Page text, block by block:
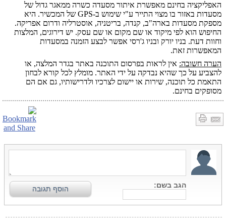
האפליקציה בחינם מאפשרת איתור מסעדה כשרה ממאגר גדול של
מסעדות באזור בו מצוי התייר ע"י שימוש ב-GPS של המכשיר. היא
מספקת מסעדות בארה"ב, קנדה, בריטניה, אוסטרליה ודרום אפריקה.
החיפוש הוא לפי מיקוד או שם מקום או שם עסק. יש דירוגים, המלצות
וחוות דעת. בניו יורק ובניו ג'רסי אפשר לבצע הזמנה במסעדות
המאפשרות זאת.
הערה חשובה: אין לראות בפרסום התוכנה באתר בגדר המלצה, או
להצביע על כך שהיא נבדקה על ידי האתר. מומלץ לכל קורא לבחון
התאמת כל תוכנה, שירות או יישום לצרכיו ולדרישותיו, גם אם הם
מסופקים בחינם.